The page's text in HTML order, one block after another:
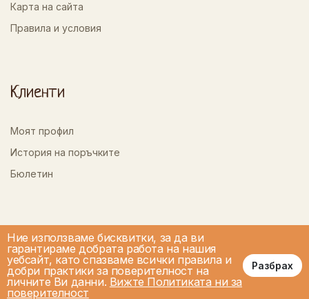
Ние използваме бисквитки, за да ви
гарантираме добрата работа на нашия
уебсайт, като спазваме всички правила и
добри практики за поверителност на
личните Ви данни. Вижте Политиката ни за
поверителност
Разбрах
Карта на сайта
Правила и условия
Клиенти
Моят профил
История на поръчките
Бюлетин